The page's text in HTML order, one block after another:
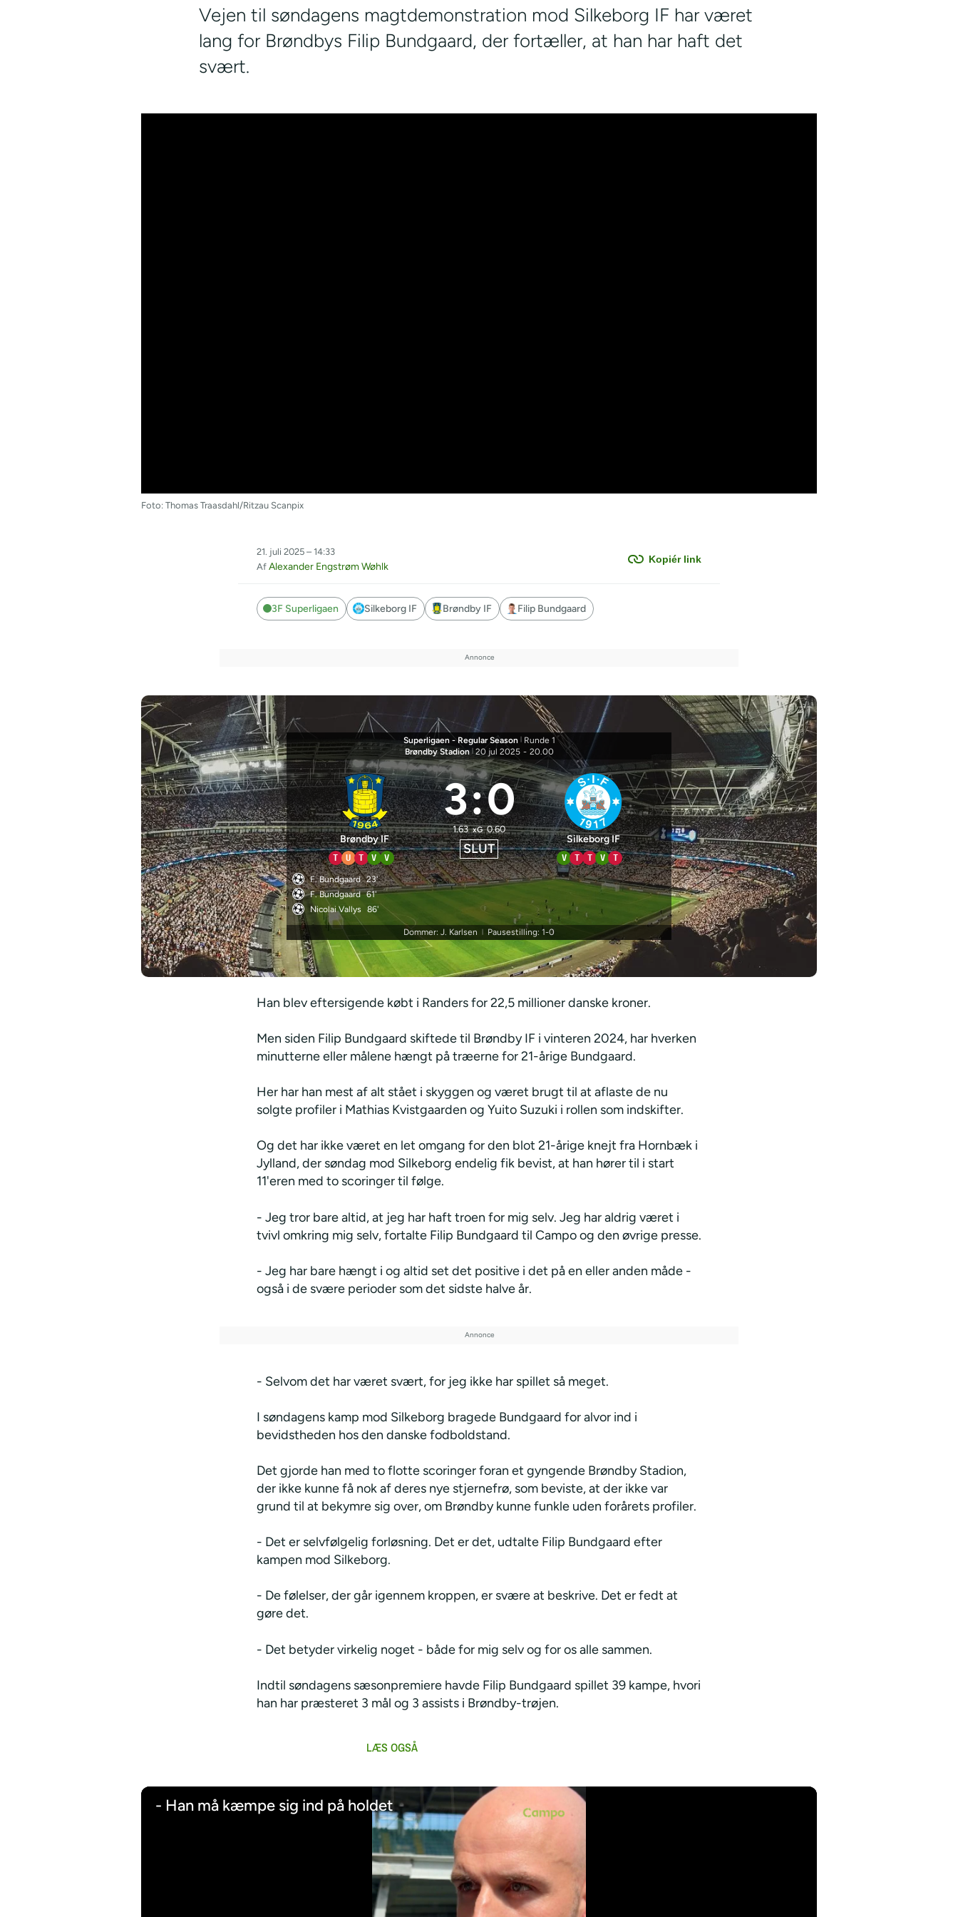
Vejen til søndagens magtdemonstration mod Silkeborg IF har været
lang for Brøndbys Filip Bundgaard, der fortæller, at han har haft det
svært.
Foto: Thomas Traasdahl/Ritzau Scanpix
Kopiér link
21. juli 2025 – 14:33
Af Alexander Engstrøm Wøhlk
3F Superligaen Silkeborg IF Brøndby IF Filip Bundgaard
Superligaen - Regular Season | Runde 1
Brøndby Stadion | 20 jul 2025 - 20.00
Brøndby IF
T U T V V
3:0
1.63 xG 0.60
SLUT
Silkeborg IF
V T T V T
F. Bundgaard 23'
F. Bundgaard 61'
Nicolai Vallys
86'
Dommer: J. Karlsen | Pausestilling: 1-0
Han blev eftersigende købt i Randers for 22,5 millioner danske kroner.
Men siden Filip Bundgaard skiftede til Brøndby IF i vinteren 2024, har hverken
minutterne eller målene hængt på træerne for 21-årige Bundgaard.
Her har han mest af alt stået i skyggen og været brugt til at aflaste de nu
solgte profiler i Mathias Kvistgaarden og Yuito Suzuki i rollen som indskifter.
Og det har ikke været en let omgang for den blot 21-årige knejt fra Hornbæk i
Jylland, der søndag mod Silkeborg endelig fik bevist, at han hører til i start
11'eren med to scoringer til følge.
- Jeg tror bare altid, at jeg har haft troen for mig selv. Jeg har aldrig været i
tvivl omkring mig selv, fortalte Filip Bundgaard til Campo og den øvrige presse.
- Jeg har bare hængt i og altid set det positive i det på en eller anden måde -
også i de svære perioder som det sidste halve år.
- Selvom det har været svært, for jeg ikke har spillet så meget.
I søndagens kamp mod Silkeborg bragede Bundgaard for alvor ind i
bevidstheden hos den danske fodboldstand.
Det gjorde han med to flotte scoringer foran et gyngende Brøndby Stadion,
der ikke kunne få nok af deres nye stjernefrø, som beviste, at der ikke var
grund til at bekymre sig over, om Brøndby kunne funkle uden forårets profiler.
- Det er selvfølgelig forløsning. Det er det, udtalte Filip Bundgaard efter
kampen mod Silkeborg.
- De følelser, der går igennem kroppen, er svære at beskrive. Det er fedt at
gøre det.
- Det betyder virkelig noget - både for mig selv og for os alle sammen.
Indtil søndagens sæsonpremiere havde Filip Bundgaard spillet 39 kampe, hvori
han har præsteret 3 mål og 3 assists i Brøndby-trøjen.
- Han må kæmpe sig ind på holdet